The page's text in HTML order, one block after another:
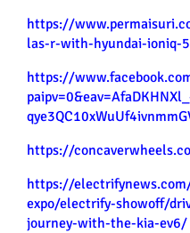
https://
las-r-with-hyundai-ioniq-5
https://
https://
https://
expo/electrify-showoff/
journey-with-the-kia-ev6/